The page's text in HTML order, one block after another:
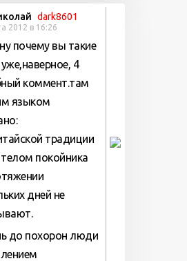
dark8601
2012 в 16:26
почему вы такие
4
коммент.там
языком
традиции
телом покойника
дней не
до похорон люди